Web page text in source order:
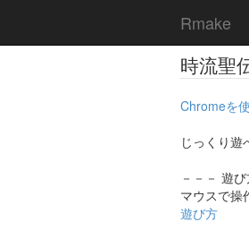
Rmake
時流聖
Chromeを
じっくり遊
－－－ 遊
マウスで操
遊び方